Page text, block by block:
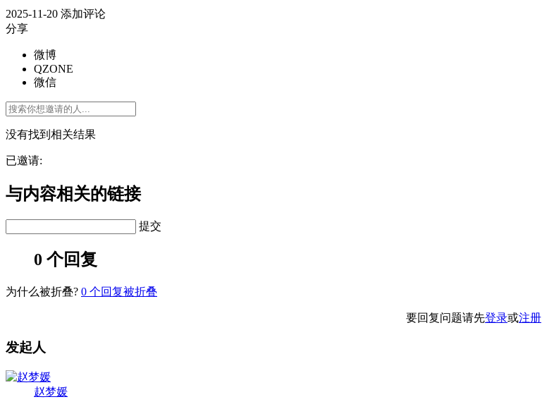
2025-11-20 添加评论
分享
微博
QZONE
微信
没有找到相关结果
已邀请:
与内容相关的链接
提交
0 个回复
为什么被折叠? 0 个回复被折叠
要回复问题请先登录或注册
发起人
赵梦媛